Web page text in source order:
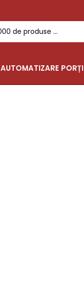
AUTOMATIZARE PORȚI